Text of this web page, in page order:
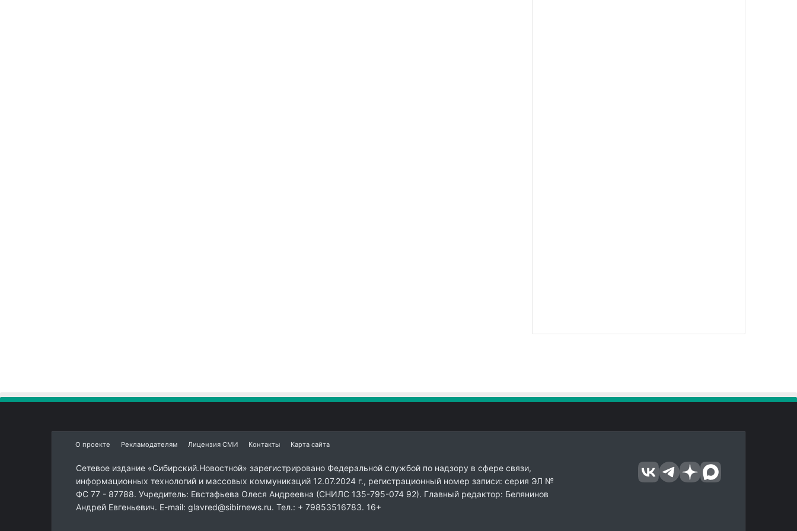
О проекте Рекламодателям Лицензия СМИ Контакты Карта сайта
Сетевое издание «Сибирский.Новостной» зарегистрировано Федеральной службой по надзору в сфере связи,
информационных технологий и массовых коммуникаций 12.07.2024 г., регистрационный номер записи: серия ЭЛ №
ФС 77 - 87788. Учредитель: Евстафьева Олеся Андреевна (СНИЛС 135-795-074 92). Главный редактор: Белянинов
Андрей Евгеньевич. E-mail: glavred@sibirnews.ru. Тел.: + 79853516783. 16+